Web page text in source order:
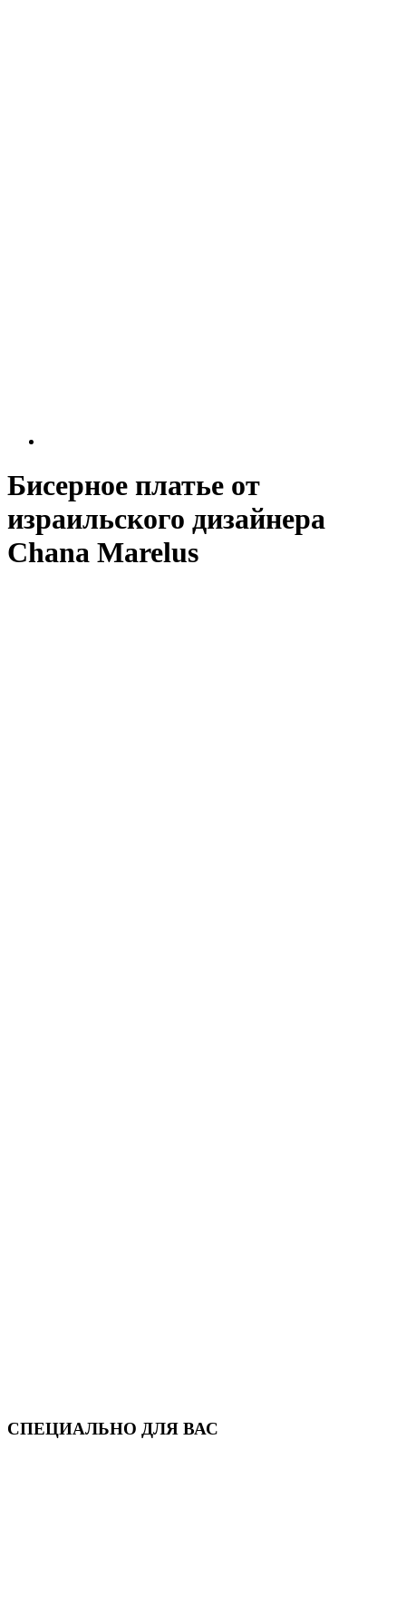
Бисерное платье от
израильского дизайнера
Chana Marelus
СПЕЦИАЛЬНО ДЛЯ ВАС